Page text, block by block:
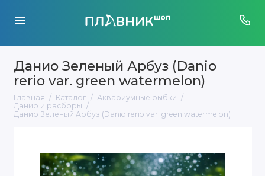
Данио Зеленый Арбуз (Danio
rerio var. green watermelon)
Главная Каталог
Аквариумные рыбки
Данио и расборы
Данио Зеленый Арбуз (Danio rerio var. green watermelon)